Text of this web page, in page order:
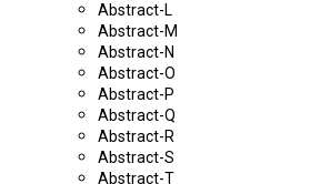
Abstract-L
Abstract-M
Abstract-N
Abstract-O
Abstract-P
Abstract-Q
Abstract-R
Abstract-S
Abstract-T